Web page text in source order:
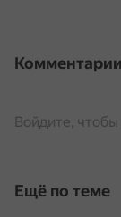
Комментарии
Войдите,
Ещё по теме